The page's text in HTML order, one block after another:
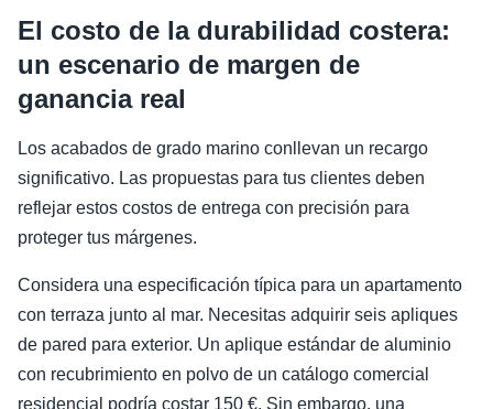
El costo de la durabilidad costera:
un escenario de margen de
ganancia real
Los acabados de grado marino conllevan un recargo
significativo. Las propuestas para tus clientes deben
reflejar estos costos de entrega con precisión para
proteger tus márgenes.
Considera una especificación típica para un apartamento
con terraza junto al mar. Necesitas adquirir seis apliques
de pared para exterior. Un aplique estándar de aluminio
con recubrimiento en polvo de un catálogo comercial
residencial podría costar 150 €. Sin embargo, una